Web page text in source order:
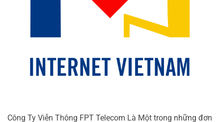
Công Ty Viễn Thông FPT Telecom Là Một trong những đơn